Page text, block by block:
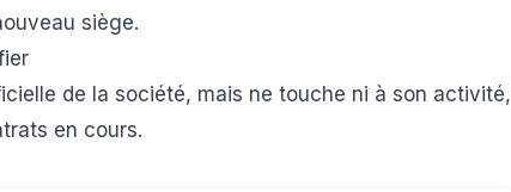
siège.
de la société, mais ne touche ni à son activité,
en cours.